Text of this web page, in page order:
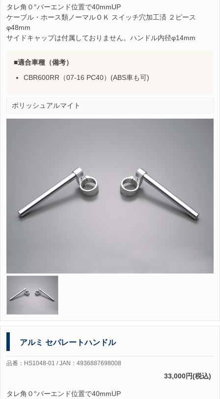
タレ角０°バーエンド位置で40mmUP
ケーブル・ホース類ノーマルＯＫ スイッチ穴加工済 ２ピース
φ48mm
サイドキャップは付属しておりません。ハンドル内径φ14mm
適合車種（備考）
CBR600RR（07-16 PC40）(ABS車も可)
ポリッシュアルマイト
アルミ セパレートハンドル
品番：HS1048-01 / JAN：4936887698008
33,000円(税込)
タレ角０°バーエンド位置で40mmUP